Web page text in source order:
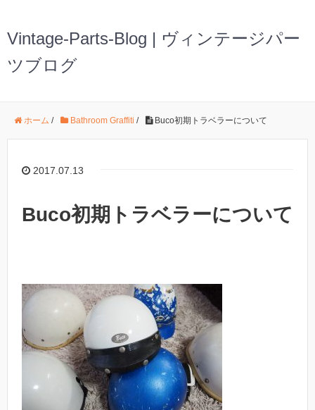
Vintage-Parts-Blog | ヴィンテージパー
ツブログ
ホーム / Bathroom Graffiti / Buco初期トラベラーについて
2017.07.13
Buco初期トラベラーについて